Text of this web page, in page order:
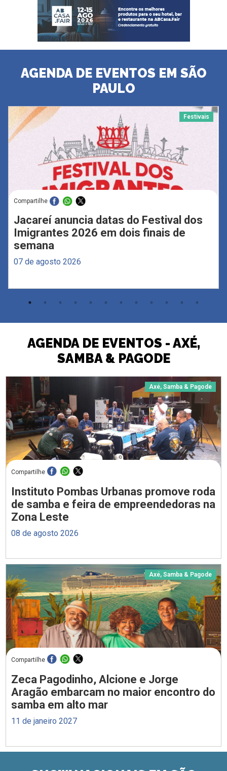
AGENDA DE EVENTOS EM SÃO
PAULO
Festivais
Compartilhe
Jacareí anuncia datas do Festival dos
Imigrantes 2026 em dois finais de
semana
07 de agosto 2026
AGENDA DE EVENTOS - AXÉ,
SAMBA & PAGODE
Axé, Samba & Pagode
Compartilhe
Instituto Pombas Urbanas promove roda
de samba e feira de empreendedoras na
Zona Leste
08 de agosto 2026
Axé, Samba & Pagode
Compartilhe
Zeca Pagodinho, Alcione e Jorge
Aragão embarcam no maior encontro do
samba em alto mar
11 de janeiro 2027